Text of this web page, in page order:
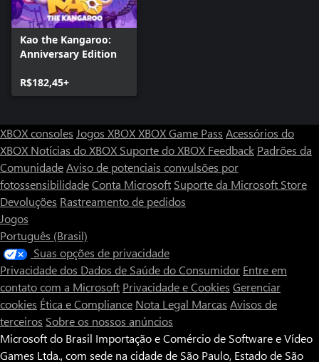
Kao the Kangaroo:
Anniversary Edition
R$182,45+
XBOX consoles Jogos XBOXXBOX Game Pass Acessórios do
XBOX Notícias do XBOX Suporte do XBOX Feedback Padrões da
ComunidadeAviso de potenciais convulsões por
fotossensibilidadeConta Microsoft Suporte da Microsoft Store
Devoluções Rastreamento de pedidos
Jogos
Português (Brasil)
Suas opções de privacidade
Privacidade dos Dados de Saúde do Consumidor Entre em
contato com a Microsoft Privacidade e Cookies Gerenciar
cookies Ética e Compliance Nota Legal Marcas Avisos de
terceiros Sobre os nossos anúncios
Microsoft do Brasil Importação e Comércio de Software e Vídeo
Games Ltda., com sede na cidade de São Paulo, Estado de São